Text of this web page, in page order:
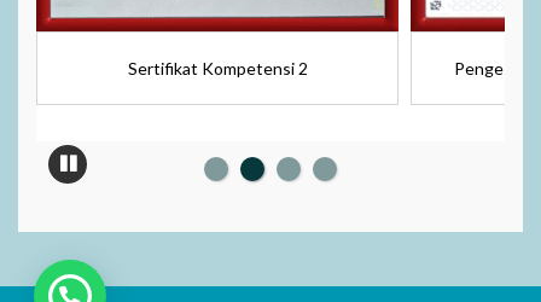
Sertifikat Kompetensi 2